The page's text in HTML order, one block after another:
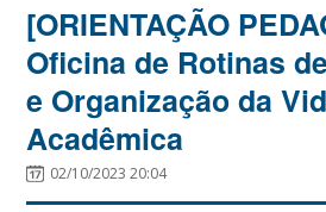
[ORIENTAÇÃO
Oficina de Rotinas
e Organização da
Acadêmica
02/10/2023 20:04